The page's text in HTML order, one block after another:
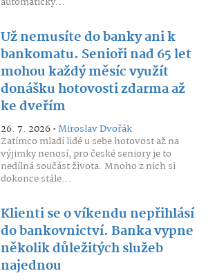
Už nemusíte do banky ani k
bankomatu. Senioři nad 65 let
mohou každý měsíc využít
donášku hotovosti zdarma až
ke dveřím
26. 7. 2026 •Miroslav Dvořák
Zatímco mladí lidé u sebe hotovost až na
výjimky nenosí, pro české seniory je to
nedílná součást života. Mnoho z nich si
dokonce stále...
Klienti se o víkendu nepřihlásí
do bankovnictví. Banka vypne
několik důležitých služeb
najednou